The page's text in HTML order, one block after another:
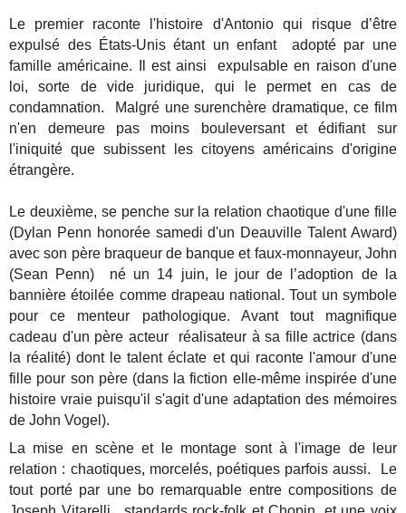
Le premier raconte l'histoire d'Antonio qui risque d’être
expulsé des États-Unis étant un enfant adopté par une
famille américaine. Il est ainsi expulsable en raison d'une
loi, sorte de vide juridique, qui le permet en cas de
condamnation. Malgré une surenchère dramatique, ce film
n'en demeure pas moins bouleversant et édifiant sur
l'iniquité que subissent les citoyens américains d'origine
étrangère.
Le deuxième, se penche sur la relation chaotique d'une fille
(Dylan Penn honorée samedi d'un Deauville Talent Award)
avec son père braqueur de banque et faux-monnayeur, John
(Sean Penn) né un 14 juin, le jour de l’adoption de la
bannière étoilée comme drapeau national. Tout un symbole
pour ce menteur pathologique. Avant tout magnifique
cadeau d'un père acteur réalisateur à sa fille actrice (dans
la réalité) dont le talent éclate et qui raconte l'amour d'une
fille pour son père (dans la fiction elle-même inspirée d'une
histoire vraie puisqu'il s'agit d'une adaptation des mémoires
de John Vogel).
La mise en scène et le montage sont à l'image de leur
relation : chaotiques, morcelés, poétiques parfois aussi. Le
tout porté par une bo remarquable entre compositions de